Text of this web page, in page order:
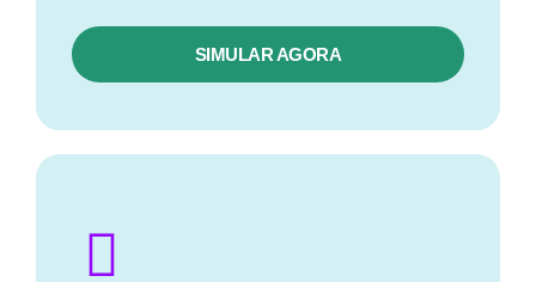
SIMULAR AGORA